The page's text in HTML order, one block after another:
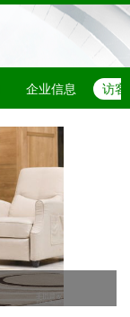
企业信息 访客